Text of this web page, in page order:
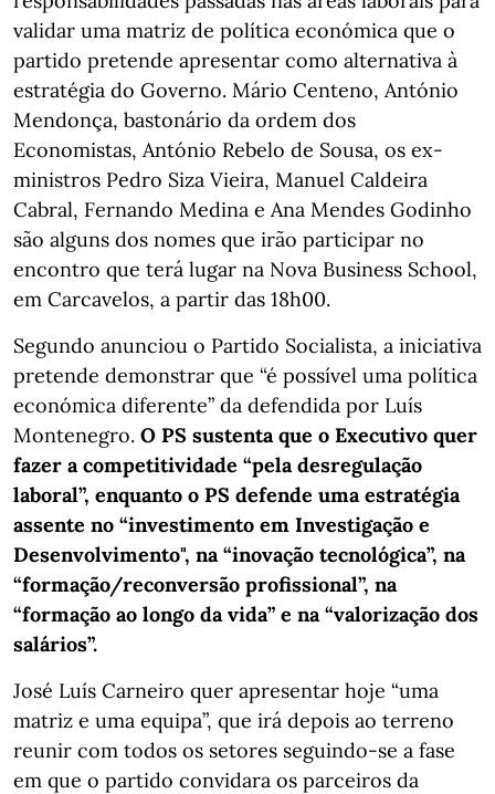
validar uma matriz de política económica que o
partido pretende apresentar como alternativa à
estratégia do Governo. Mário Centeno, António
Mendonça, bastonário da ordem dos
Economistas, António Rebelo de Sousa, os ex-
ministros Pedro Siza Vieira, Manuel Caldeira
Cabral, Fernando Medina e Ana Mendes Godinho
são alguns dos nomes que irão participar no
encontro que terá lugar na Nova Business School,
em Carcavelos, a partir das 18h00.
Segundo anunciou o Partido Socialista, a iniciativa
pretende demonstrar que “é possível uma política
económica diferente” da defendida por Luís
Montenegro. O PS sustenta que o Executivo quer
fazer a competitividade “pela desregulação
laboral”, enquanto o PS defende uma estratégia
assente no “investimento em Investigação e
Desenvolvimento", na “inovação tecnológica”, na
“formação/reconversão profissional”, na
“formação ao longo da vida” e na “valorização dos
salários”.
José Luís Carneiro quer apresentar hoje “uma
matriz e uma equipa”, que irá depois ao terreno
reunir com todos os setores seguindo-se a fase
em que o partido convidara os parceiros da